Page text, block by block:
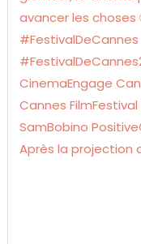
Après la projection